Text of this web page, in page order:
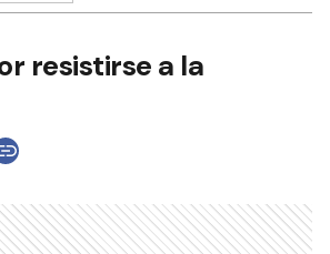
resistirse a la